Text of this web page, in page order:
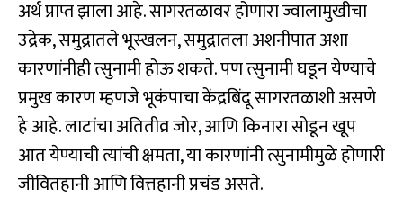
अर्थ प्राप्त झाला आहे. सागरतळावर होणारा ज्वालामुखीचा
उद्रेक, समुद्रातले भूस्खलन, समुद्रातला अशनीपात अशा
कारणांनीही त्सुनामी होऊ शकते. पण त्सुनामी घडून येण्याचे
प्रमुख कारण म्हणजे भूकंपाचा केंद्रबिंदू सागरतळाशी असणे
हे आहे. लाटांचा अतितीव्र जोर, आणि किनारा सोडून खूप
आत येण्याची त्यांची क्षमता, या कारणांनी त्सुनामीमुळे होणारी
जीवितहानी आणि वित्तहानी प्रचंड असते.